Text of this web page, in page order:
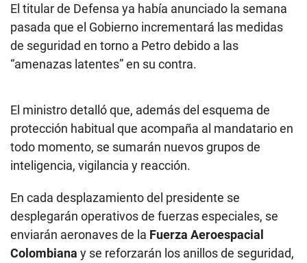
El titular de Defensa ya había anunciado la semana
pasada que el Gobierno incrementará las medidas
de seguridad en torno a Petro debido a las
“amenazas latentes” en su contra.
El ministro detalló que, además del esquema de
protección habitual que acompaña al mandatario en
todo momento, se sumarán nuevos grupos de
inteligencia, vigilancia y reacción.
En cada desplazamiento del presidente se
desplegarán operativos de fuerzas especiales, se
enviarán aeronaves de la Fuerza Aeroespacial
Colombiana y se reforzarán los anillos de seguridad,